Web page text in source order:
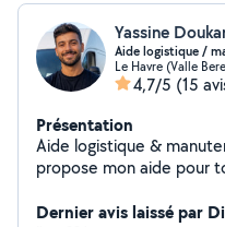
Yassine
Aide logistique /
Le Havre (Valle
4,7/5 (15
Présentation
Aide logistique & manutention sérieux et
propose mon aide pour
chargement,
Dernier avis laissé par